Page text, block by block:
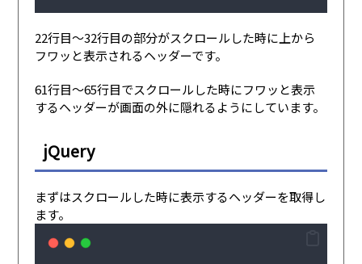
22行目〜32行目の部分がスクロールした時に上から
フワッと表示されるヘッダーです。
61行目〜65行目でスクロールした時にフワッと表示
するヘッダーが画面の外に隠れるようにしています。
jQuery
まずはスクロールした時に表示するヘッダーを取得し
ます。